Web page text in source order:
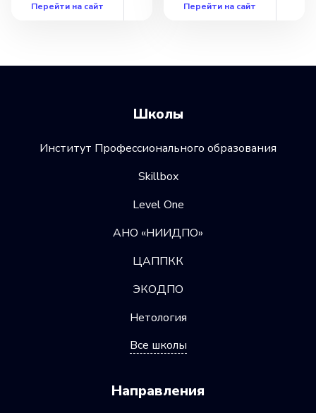
Перейти на сайт Перейти на сайт
Школы
Институт Профессионального образования
Skillbox
Level One
АНО «НИИДПО»
ЦАППКК
ЭКОДПО
Нетология
Все школы
Направления